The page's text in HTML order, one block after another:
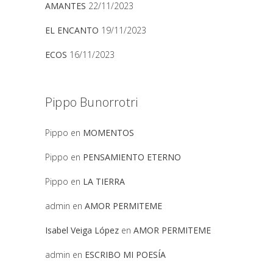
AMANTES 22/11/2023
EL ENCANTO 19/11/2023
ECOS 16/11/2023
Pippo Bunorrotri
Pippo en MOMENTOS
Pippo en PENSAMIENTO ETERNO
Pippo en LA TIERRA
admin en AMOR PERMITEME
Isabel Veiga López en AMOR PERMITEME
admin en ESCRIBO MI POESÍA